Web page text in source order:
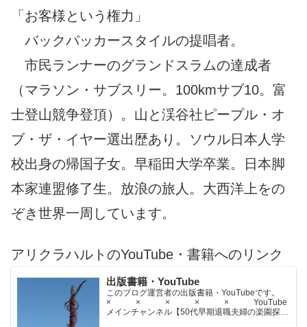
「お客様という権力」
バックパッカースタイルの提唱者。
市民ランナーのグランドスラムの達成者
（マラソン・サブスリー。100kmサブ10。富
士登山競争登頂）。山と渓谷社ピープル・オ
ブ・ザ・イヤー選出歴あり。ソウル日本人学
校出身の帰国子女。早稲田大学卒業。日本脚
本家連盟修了生。放浪の旅人。大西洋上をの
ぞき世界一周しています。
アリクラハルトのYouTube・書籍へのリンク
出版書籍・YouTube
このブログ運営者の出版書籍・YouTubeです。
× × × × × YouTube
メインチャンネル【50代早期退職夫婦の楽園探求